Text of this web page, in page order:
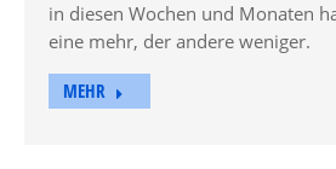
in diesen Wochen und Monaten
eine mehr, der andere weniger.
MEHR